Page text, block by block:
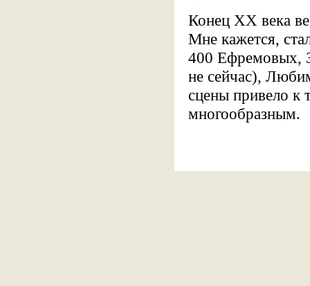
Конец XX века
Мне кажется,
400 Ефремовых,
не сейчас),
сцены привело к
многообразным.